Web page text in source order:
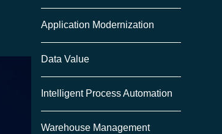
Application Modernization
Data Value
Intelligent Process Automation
Warehouse Management